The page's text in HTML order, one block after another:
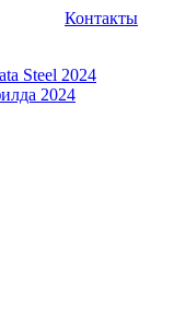
Контакты
Steel 2024
2024